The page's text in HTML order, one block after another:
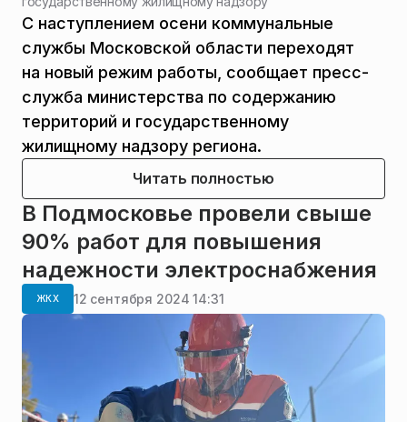
С наступлением осени коммунальные
службы Московской области переходят
на новый режим работы, сообщает пресс-
служба министерства по содержанию
территорий и государственному
жилищному надзору региона.
Читать полностью
В Подмосковье провели свыше
90% работ для повышения
надежности электроснабжения
ЖКХ 12 сентября 2024 14:31